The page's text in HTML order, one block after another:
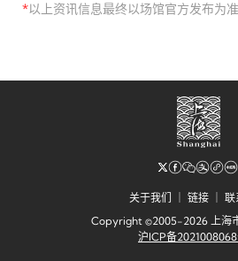
*以上资讯信息最终以场馆官方发布为
关于我们 链接
联
Copyright ©2005-2026 上海
沪ICP备